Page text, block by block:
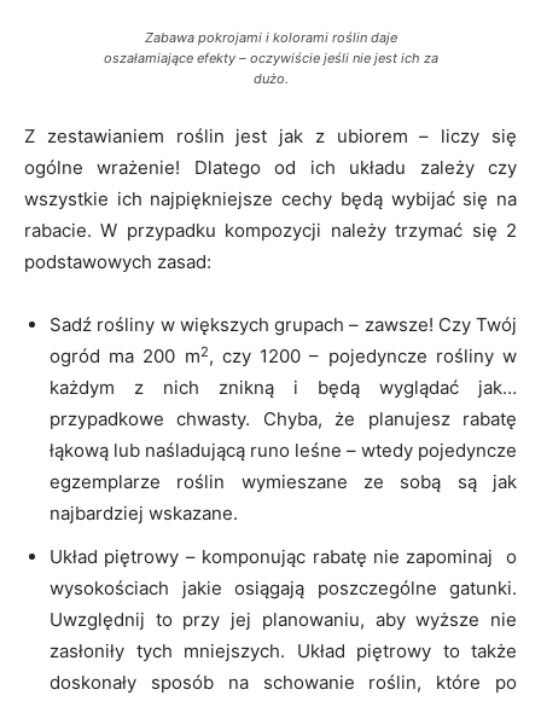
Zabawa pokrojami i kolorami roślin daje
oszałamiające efekty – oczywiście jeśli nie jest ich za
dużo.
Z zestawianiem roślin jest jak z ubiorem – liczy się
ogólne wrażenie! Dlatego od ich układu zależy czy
wszystkie ich najpiękniejsze cechy będą wybijać się na
rabacie. W przypadku kompozycji należy trzymać się 2
podstawowych zasad:
Sadź rośliny w większych grupach – zawsze! Czy Twój
ogród ma 200 m2, czy 1200 – pojedyncze rośliny w
każdym z nich znikną i będą wyglądać jak…
przypadkowe chwasty. Chyba, że planujesz rabatę
łąkową lub naśladującą runo leśne – wtedy pojedyncze
egzemplarze roślin wymieszane ze sobą są jak
najbardziej wskazane.
Układ piętrowy – komponując rabatę nie zapominaj o
wysokościach jakie osiągają poszczególne gatunki.
Uwzględnij to przy jej planowaniu, aby wyższe nie
zasłoniły tych mniejszych. Układ piętrowy to także
doskonały sposób na schowanie roślin, które po